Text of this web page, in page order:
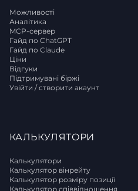
Можливості
Аналітика
MCP-сервер
Гайд по ChatGPT
Гайд по Claude
Ціни
Відгуки
Підтримувані біржі
Увійти / створити акаунт
КАЛЬКУЛЯТОРИ
Калькулятори
Калькулятор вінрейту
Калькулятор розміру позиції
Калькулятор співвідношення